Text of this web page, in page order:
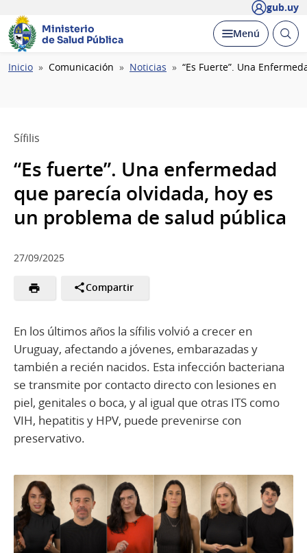
gub.uy
Ministerio
de Salud Pública
Desplegar
Menú Abrir
Ruta
Inicio Comunicación Noticias “Es Fuerte”. Una
Sífilis
“Es fuerte”. Una enfermedad
que parecía olvidada, hoy es
un problema de salud pública
27/09/2025
Compartir
En los últimos años la sífilis volvió a crecer en
Uruguay, afectando a jóvenes, embarazadas y
también a recién nacidos. Esta infección bacteriana
se transmite por contacto directo con lesiones en
piel, genitales o boca, y al igual que otras ITS como
VIH, hepatitis y HPV, puede prevenirse con
preservativo.